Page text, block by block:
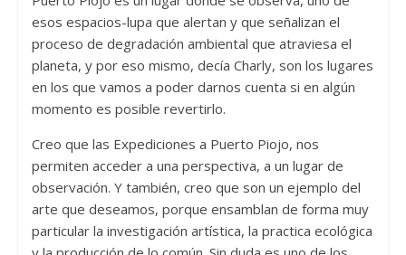
esos espacios-lupa que alertan y que señalizan el
proceso de degradación ambiental que atraviesa el
planeta, y por eso mismo, decía Charly, son los lugares
en los que vamos a poder darnos cuenta si en algún
momento es posible revertirlo.
Creo que las Expediciones a Puerto Piojo, nos
permiten acceder a una perspectiva, a un lugar de
observación. Y también, creo que son un ejemplo del
arte que deseamos, porque ensamblan de forma muy
particular la investigación artística, la practica ecológica